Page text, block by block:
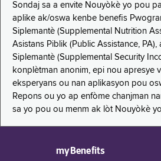
Sondaj sa a envite Nouyòkè yo pou
aplike ak/oswa kenbe benefis
Siplemantè (Supplemental Nutrition
Asistans Piblik (Public Assistance, PA),
Siplemantè (Supplemental Security
konplètman anonim, epi nou apresye
eksperyans ou nan aplikasyon pou
Repons ou yo ap enfòme chanjman
sa yo pou ou menm ak lòt Nouyòkè
myBenefits